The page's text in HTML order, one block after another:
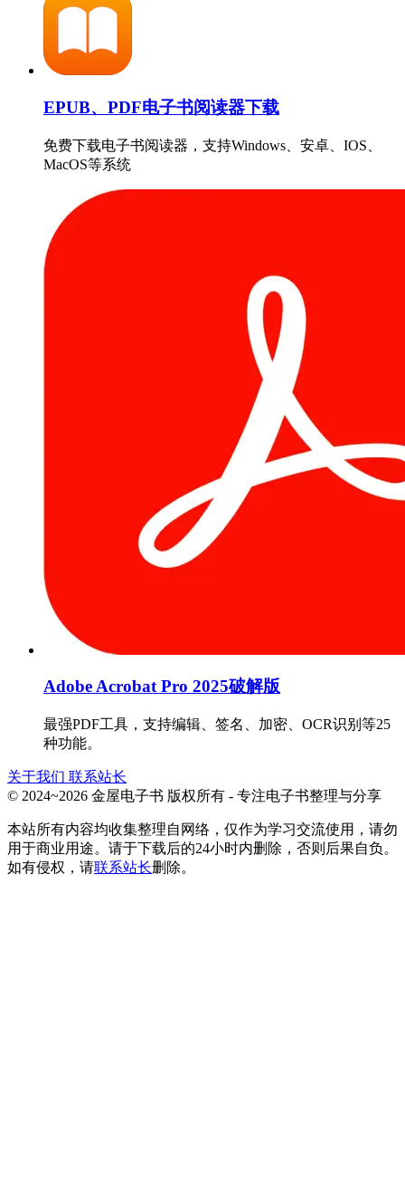
EPUB、PDF电子书阅读器下载
免费下载电子书阅读器，支持Windows、安卓、IOS、
MacOS等系统
Adobe Acrobat Pro 2025破解版
最强PDF工具，支持编辑、签名、加密、OCR识别等25
种功能。
关于我们 联系站长
© 2024~2026 金屋电子书 版权所有 - 专注电子书整理与分享
本站所有内容均收集整理自网络，仅作为学习交流使用，请勿
用于商业用途。请于下载后的24小时内删除，否则后果自负。
如有侵权，请联系站长删除。